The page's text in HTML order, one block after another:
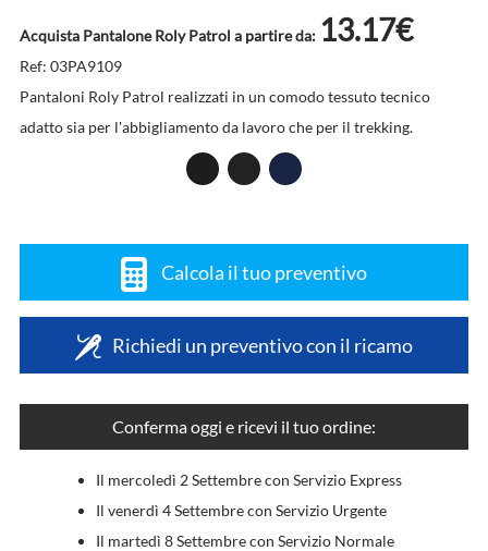
Acquista Pantalone Roly Patrol a partire da: 13.17€
Ref: 03PA9109
Pantaloni Roly Patrol realizzati in un comodo tessuto tecnico
adatto sia per l'abbigliamento da lavoro che per il trekking.
Calcola il tuo preventivo
Richiedi un preventivo con il ricamo
Conferma oggi e ricevi il tuo ordine:
Il mercoledì 2 Settembre con Servizio Express
Il venerdì 4 Settembre con Servizio Urgente
Il martedì 8 Settembre con Servizio Normale